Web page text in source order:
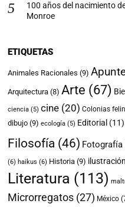
100 años del nacimiento
Monroe
ETIQUETAS
Animales Racionales (9)
Arquitectura (8) Arte (67)
ciencia (5) cine (20) Colonias
dibujo (9) ecología (5) Editorial (11)
Filosofía (46) Fotografía
(6) haikus (6) Historia (9) ilustración
Literatura (113)
Microrregatos (27) México